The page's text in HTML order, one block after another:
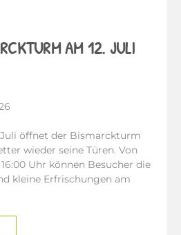
AM 12. JULI
Juli öffnet der Bismarckturm
wieder seine Türen. Von
Uhr können Besucher die
kleine Erfrischungen am